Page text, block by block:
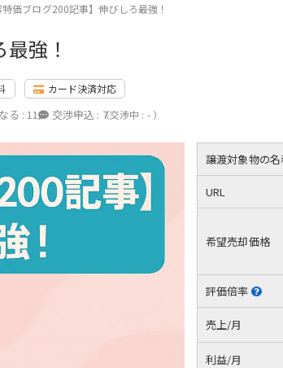
特価ブログ200記事】伸びしろ最強！
強！
カード決済対応
る : 11 交渉申込 : 7
（交渉中 : - ）
譲渡対象物の
URL
希望売却価格
評価倍率
売上/月
利益/月